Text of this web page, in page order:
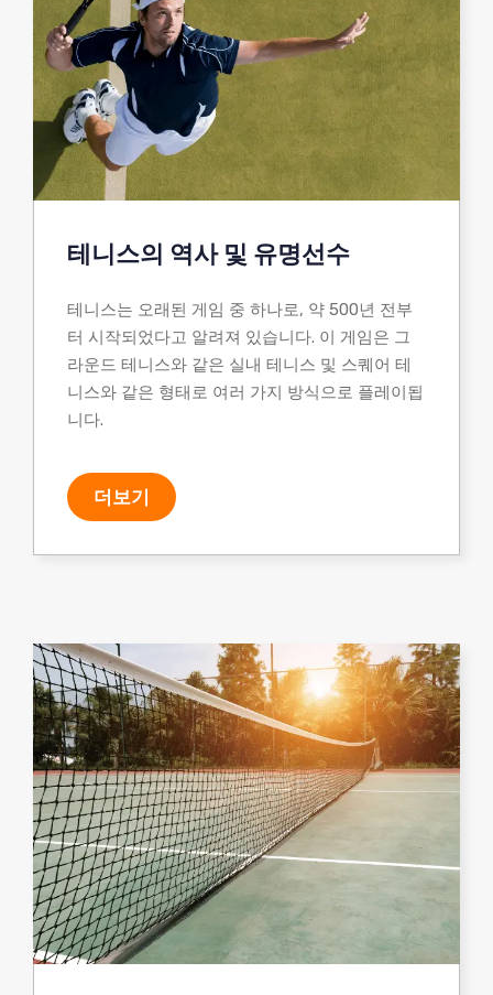
테니스의 역사 및 유명선수
테니스는 오래된 게임 중 하나로, 약 500년 전부
터 시작되었다고 알려져 있습니다. 이 게임은 그
라운드 테니스와 같은 실내 테니스 및 스퀘어 테
니스와 같은 형태로 여러 가지 방식으로 플레이됩
니다.
더보기